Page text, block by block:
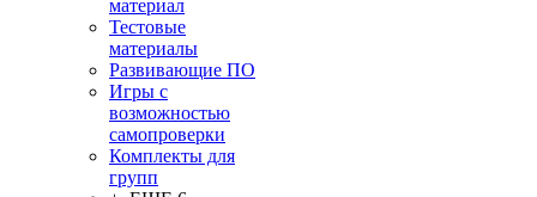
материал
Тестовые
материалы
Развивающие ПО
Игры с
возможностью
самопроверки
Комплекты для
групп